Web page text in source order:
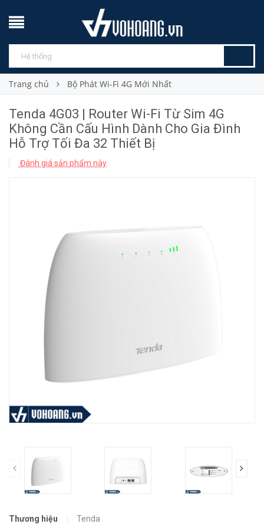
Trang chủ Bộ Phát Wi-Fi 4G Mới Nhất
Tenda 4G03 | Router Wi-Fi Từ Sim 4G
Không Cần Cấu Hình Dành Cho Gia Đình
Hỗ Trợ Tối Đa 32 Thiết Bị
Đánh giá sản phẩm này
Thương hiệu
Tenda